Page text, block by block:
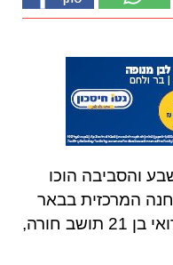
והסביבה הוכו
המרכזית בבאר
בן 21 תושב חורה,